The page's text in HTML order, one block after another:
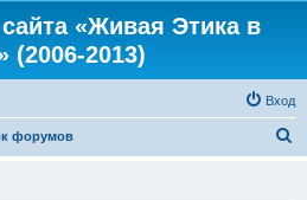
«Живая Этика в
(2006-2013)
Вход
форумов